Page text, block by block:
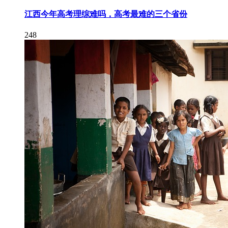
江西今年高考理综难吗，高考最难的三个省份
248